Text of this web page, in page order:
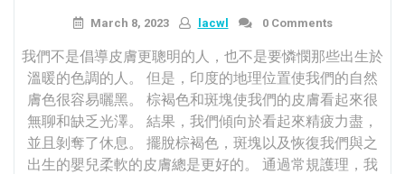
March 8, 2023 lacwl 0 Comments
我們不是倡導皮膚更聰明的人，也不是要憐憫那些出生於
溫暖的色調的人。 但是，印度的地理位置使我們的自然
膚色很容易曬黑。 棕褐色和斑塊使我們的皮膚看起來很
無聊和缺乏光澤。 結果，我們傾向於看起來精疲力盡，
並且剝奪了休息。 擺脫棕褐色，斑塊以及恢復我們與之
出生的嬰兒柔軟的皮膚總是更好的。 通過常規護理，我